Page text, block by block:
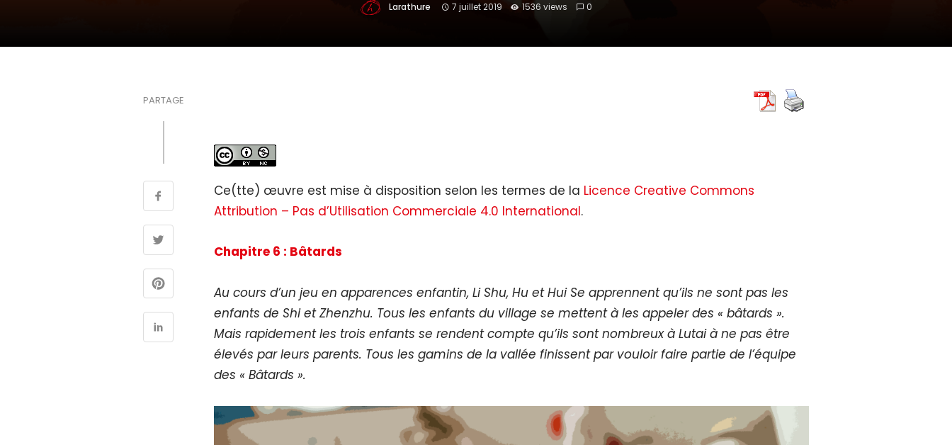
Larathure 7 juillet 2019 1536 views 0
PARTAGE
Ce(tte) œuvre est mise à disposition selon les termes de la Licence Creative Commons
Attribution – Pas d’Utilisation Commerciale 4.0 International.
Chapitre 6 : Bâtards
Au cours d’un jeu en apparences enfantin, Li Shu, Hu et Hui Se apprennent qu’ils ne sont pas les
enfants de Shi et Zhenzhu. Tous les enfants du village se mettent à les appeler des « bâtards ».
Mais rapidement les trois enfants se rendent compte qu’ils sont nombreux à Lutai à ne pas être
élevés par leurs parents. Tous les gamins de la vallée finissent par vouloir faire partie de l’équipe
des « Bâtards ».